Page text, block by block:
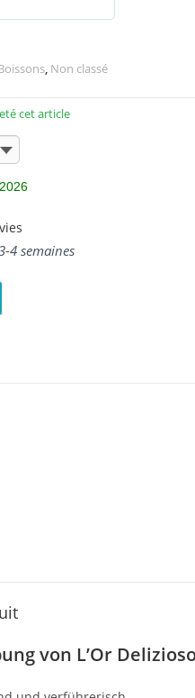
Non classé
cet article
4 semaines
von L’Or